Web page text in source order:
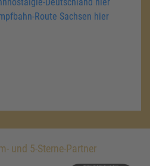
Route Sachsen hier
und 5-Sterne-Partner